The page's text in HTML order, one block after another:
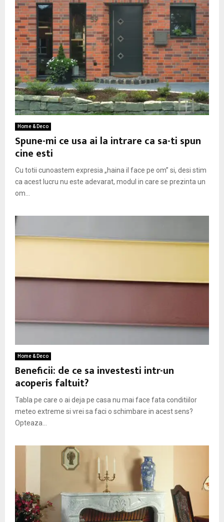
Home & Deco
Spune-mi ce usa ai la intrare ca sa-ti spun
cine esti
Cu totii cunoastem expresia „haina il face pe om” si, desi stim
ca acest lucru nu este adevarat, modul in care se prezinta un
om...
Home & Deco
Beneficii: de ce sa investesti intr-un
acoperis faltuit?
Tabla pe care o ai deja pe casa nu mai face fata conditiilor
meteo extreme si vrei sa faci o schimbare in acest sens?
Opteaza...